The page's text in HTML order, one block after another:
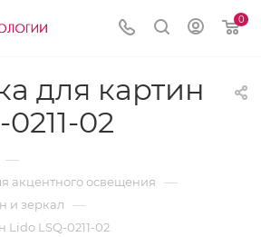
0
для картин
02
—
акцентного освещения —
и зеркал —
Lido LSQ-0211-02